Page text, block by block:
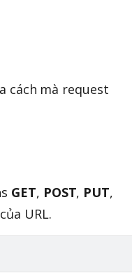
cách mà request
GET, POST, PUT,
URL.